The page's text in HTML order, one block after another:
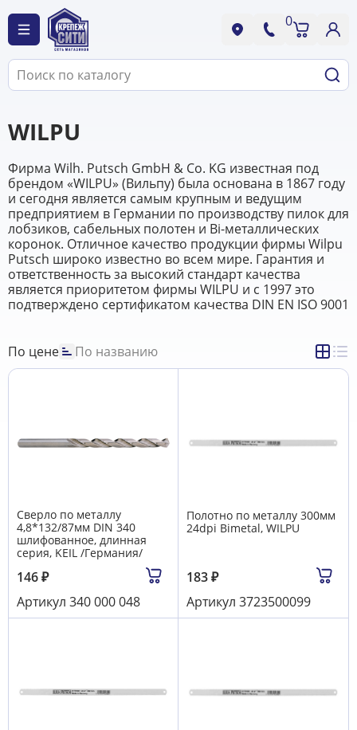
0
WILPU
Фирма Wilh. Putsch GmbH & Co. KG известная под
брендом «WILPU» (Вильпу) была основана в 1867 году
и сегодня является самым крупным и ведущим
предприятием в Германии по производству пилок для
лобзиков, сабельных полотен и Bi-металлических
коронок. Отличное качество продукции фирмы Wilpu
Putsch широко известно во всем мире. Гарантия и
ответственность за высокий стандарт качества
является приоритетом фирмы WILPU и с 1997 это
подтверждено сертификатом качества DIN EN ISO 9001
По цене По названию
Сверло по металлу
4,8*132/87мм DIN 340
шлифованное, длинная
серия, KEIL /Германия/
146₽
Артикул 340 000 048
Полотно по металлу 300мм
24dpi Bimetal, WILPU
183₽
Артикул 3723500099